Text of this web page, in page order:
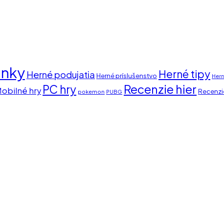
Herné podujatia Herné príslušenstvo Herné tipy
hry PC hry pokemon PUBG Recenzie hier